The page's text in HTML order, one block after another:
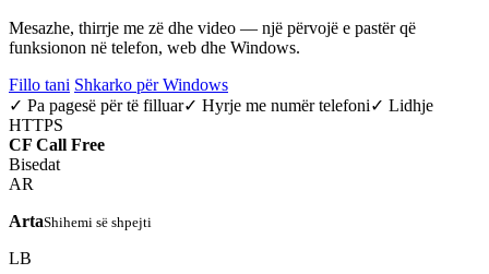
Mesazhe, thirrje me zë dhe video — një përvojë e pastër që
funksionon në telefon, web dhe Windows.
Fillo tani Shkarko për Windows
✓ Pa pagesë për të filluar✓ Hyrje me numër telefoni✓ Lidhje
HTTPS
CF Call Free
Bisedat
AR
ArtaShihemi së shpejti
LB